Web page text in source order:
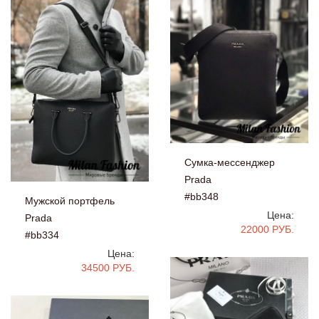
Мужской портфель
Prada
#bb334
Цена:
34500 РУБ.
Сумка-мессенджер
Prada
#bb348
Цена:
22000 РУБ.